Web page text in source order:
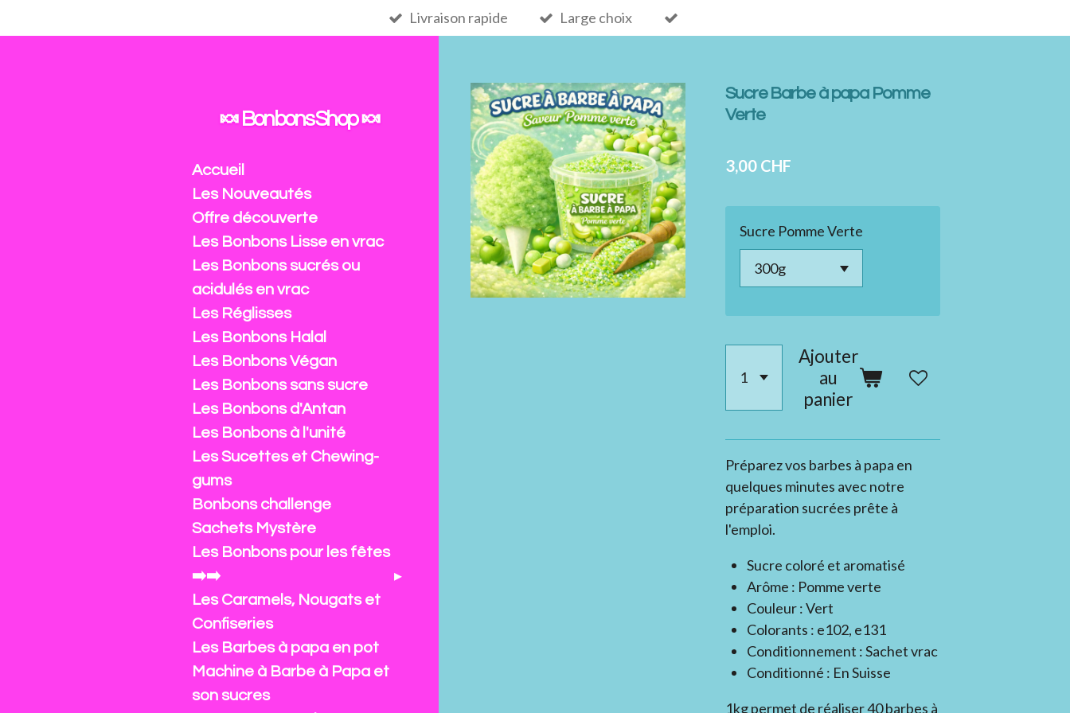
au
Livraison rapide Large choix
Sucre Barbe à papa Pomme
Verte
3,00 CHF
Sucre Pomme Verte
Ajouter
au
panier
Préparez vos barbes à papa en
quelques minutes avec notre
préparation sucrées prête à
l'emploi.
Sucre coloré et aromatisé
Arôme : Pomme verte
Couleur : Vert
Colorants : e102, e131
Conditionnement : Sachet vrac
Conditionné : En Suisse
1kg permet de réaliser 40 barbes à
🍬 Bonbons Shop 🍬
Accueil
Les Nouveautés
Offre découverte
Les Bonbons Lisse en vrac
Les Bonbons sucrés ou
acidulés en vrac
Les Réglisses
Les Bonbons Halal
Les Bonbons Végan
Les Bonbons sans sucre
Les Bonbons d'Antan
Les Bonbons à l'unité
Les Sucettes et Chewing-
gums
Bonbons challenge
Sachets Mystère
Les Bonbons pour les fêtes
➡️➡️
Les Caramels, Nougats et
Confiseries
Les Barbes à papa en pot
Machine à Barbe à Papa et
son sucres